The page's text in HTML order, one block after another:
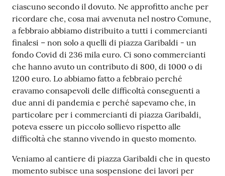
ciascuno secondo il dovuto. Ne approfitto anche per
ricordare che, cosa mai avvenuta nel nostro Comune,
a febbraio abbiamo distribuito a tutti i commercianti
finalesi – non solo a quelli di piazza Garibaldi - un
fondo Covid di 236 mila euro. Ci sono commercianti
che hanno avuto un contributo di 800, di 1000 o di
1200 euro. Lo abbiamo fatto a febbraio perché
eravamo consapevoli delle difficoltà conseguenti a
due anni di pandemia e perché sapevamo che, in
particolare per i commercianti di piazza Garibaldi,
poteva essere un piccolo sollievo rispetto alle
difficoltà che stanno vivendo in questo momento.
Veniamo al cantiere di piazza Garibaldi che in questo
momento subisce una sospensione dei lavori per